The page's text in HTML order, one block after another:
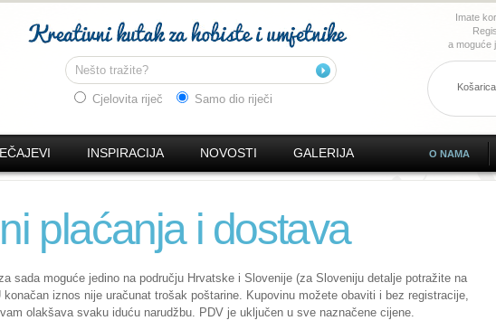
Imate
a moguće
Cjelovita riječ Samo dio riječi
INSPIRACIJA NOVOSTI GALERIJA O NAMA
plaćanja i dostava
sada moguće jedino na području Hrvatske i Slovenije (za Sloveniju detalje potražite na
konačan iznos nije uračunat trošak poštarine. Kupovinu možete obaviti i bez registracije,
olakšava svaku iduću narudžbu. PDV je uključen u sve naznačene cijene.